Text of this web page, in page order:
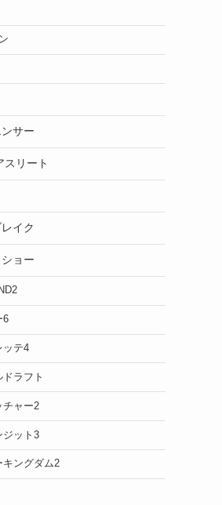
サー
スリート
イク
ョー
6
ッテ4
ラフト
チャー2
ジット3
キングダム2